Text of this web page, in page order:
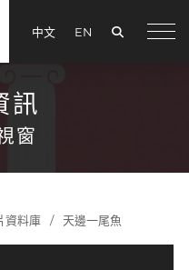
中文 EN
訊
窗
資料庫 天邊一尾魚